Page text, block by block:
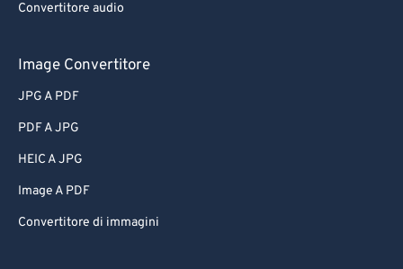
Convertitore audio
Image Convertitore
JPG A PDF
PDF A JPG
HEIC A JPG
Image A PDF
Convertitore di immagini